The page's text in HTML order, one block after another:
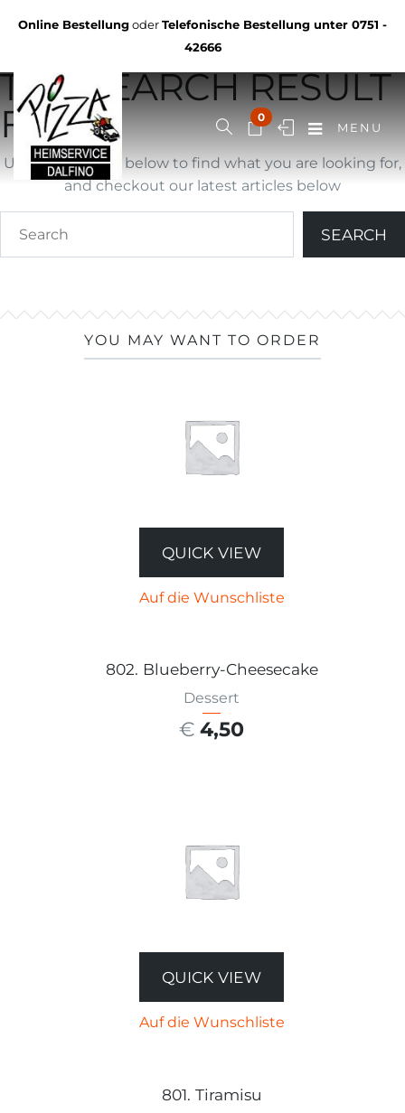
Online BestellungoderTelefonische Bestellung unter 0751 -
42666
0
MENU
YOU ARE BROWSING
THE SEARCH RESULT
FOR ""
Use search form below to find what you are looking for,
and checkout our latest articles below
YOU MAY WANT TO ORDER
QUICK VIEW
Auf die Wunschliste
802. Blueberry-Cheesecake
Dessert
€ 4,50
QUICK VIEW
Auf die Wunschliste
801. Tiramisu